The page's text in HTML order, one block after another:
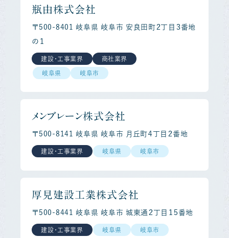
瓶由株式会社
〒500-8401 岐阜県 岐阜市 安良田町２丁目３番地
の１
建設・工事業界 商社業界
岐阜県 岐阜市
メンブレーン株式会社
〒500-8141 岐阜県 岐阜市 月丘町４丁目２番地
建設・工事業界 岐阜県 岐阜市
厚見建設工業株式会社
〒500-8441 岐阜県 岐阜市 城東通２丁目１５番地
建設・工事業界 岐阜県 岐阜市